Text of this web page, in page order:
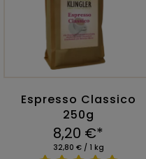
Espresso Classico
250g
8,20 €*
32,80 € / 1 kg